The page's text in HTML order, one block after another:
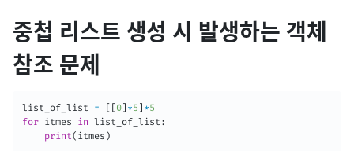
중첩 리스트 생성 시 발생하는 객체
참조 문제
list_of_list = [ [0] *5 ] *5
for itmes in list_of_list :
print( itmes )